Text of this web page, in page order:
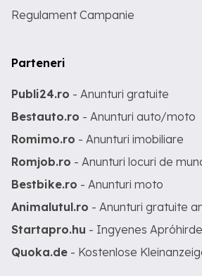
Regulament Campanie
Parteneri
Publi24.ro - Anunturi gratuite
Bestauto.ro - Anunturi auto/moto
Romimo.ro - Anunturi imobiliare
Romjob.ro - Anunturi locuri de
Bestbike.ro - Anunturi moto
Animalutul.ro - Anunturi gratuite
Startapro.hu - Ingyenes
Quoka.de - Kostenlose